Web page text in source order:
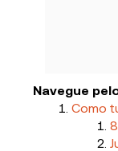
Navegue
Como